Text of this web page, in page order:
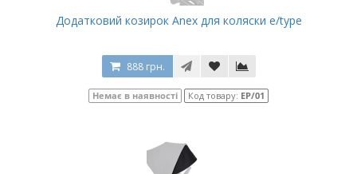
Додатковий козирок Anex для коляски e/type
888 грн.
Немає в наявності Код товару: EP/01